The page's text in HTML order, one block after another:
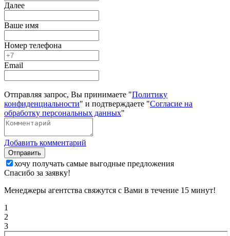
Далее
Ваше имя
Номер телефона
Email
Отправляя запрос, Вы принимаете "Политику
конфиденциальности" и подтверждаете "Согласие на
обработку персональных данных"
Добавить комментарий
Отправить
хочу получать самые выгодные предложения
Спасибо за заявку!
Менеджеры агентства свяжутся с Вами в течение 15 минут!
1
2
3